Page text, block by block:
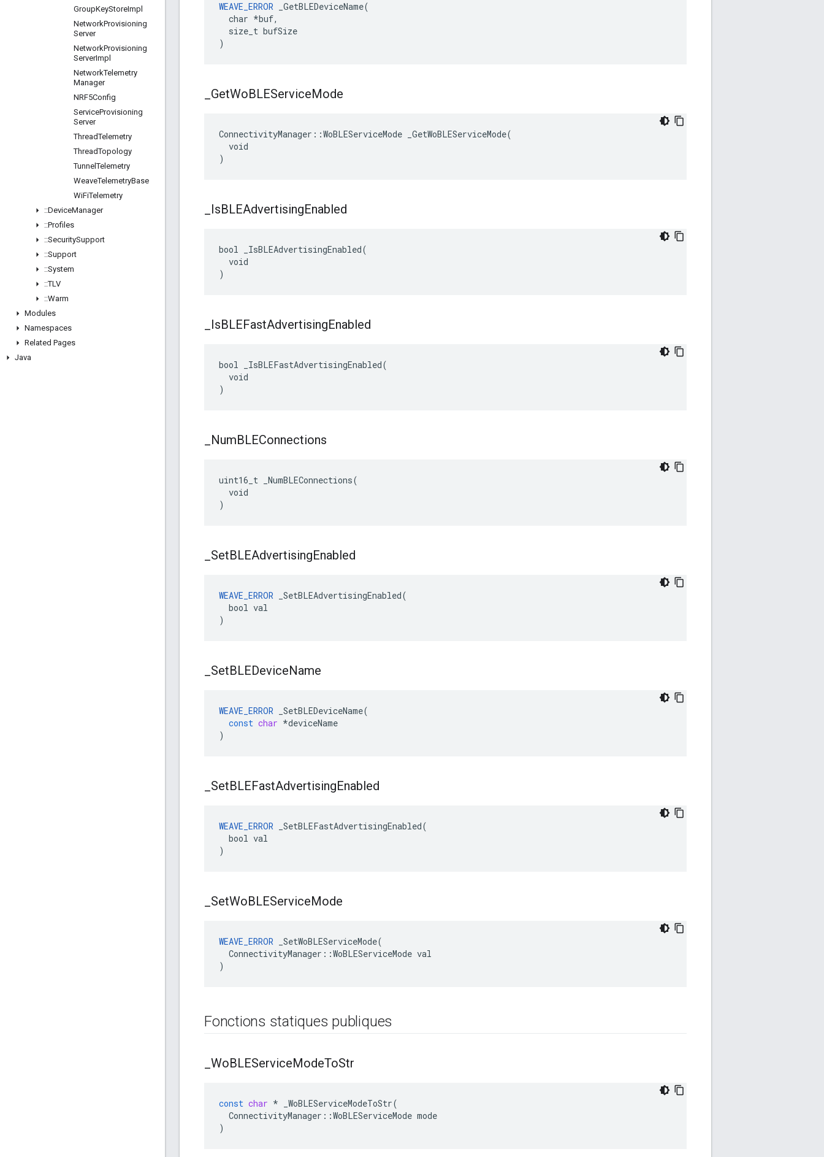
GroupKeyStoreImpl
NetworkProvisioning
Server
NetworkProvisioning
ServerImpl
NetworkTelemetry
Manager
NRF5Config
ServiceProvisioning
Server
ThreadTelemetry
ThreadTopology
TunnelTelemetry
WeaveTelemetryBase
WiFiTelemetry
::DeviceManager
::Profiles
::SecuritySupport
::Support
::System
::TLV
::Warm
Modules
Namespaces
Related Pages
Java
WEAVE_ERROR _GetBLEDeviceName(
  char *buf,
  size_t bufSize
)
GetWoBLEServiceMode
ConnectivityManager::WoBLEServiceMode _GetWoBLEServiceMode(
  void
)
IsBLEAdvertisingEnabled
bool _IsBLEAdvertisingEnabled(
  void
)
IsBLEFastAdvertisingEnabled
bool _IsBLEFastAdvertisingEnabled(
  void
)
NumBLEConnections
uint16_t _NumBLEConnections(
  void
)
SetBLEAdvertisingEnabled
WEAVE_ERROR _SetBLEAdvertisingEnabled(
  bool val
)
SetBLEDeviceName
WEAVE_ERROR _SetBLEDeviceName(
const char *deviceName
)
SetBLEFastAdvertisingEnabled
WEAVE_ERROR _SetBLEFastAdvertisingEnabled(
  bool val
)
SetWoBLEServiceMode
WEAVE_ERROR _SetWoBLEServiceMode(
  ConnectivityManager::WoBLEServiceMode val
)
Fonctions statiques publiques
WoBLEServiceModeToStr
const char * _WoBLEServiceModeToStr(
ConnectivityManager ::WoBLEServiceMode mode
)